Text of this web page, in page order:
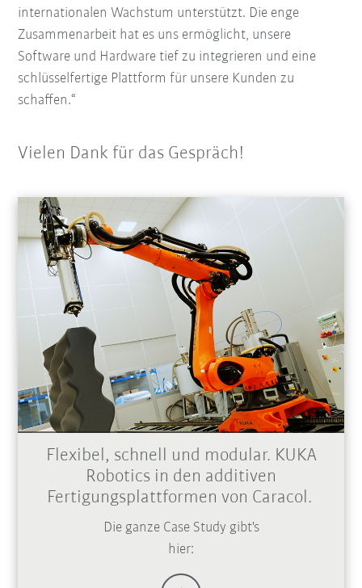
internationalen Wachstum unterstützt. Die enge
Zusammenarbeit hat es uns ermöglicht, unsere
Software und Hardware tief zu integrieren und eine
schlüsselfertige Plattform für unsere Kunden zu
schaffen.“
Vielen Dank für das Gespräch!
Flexibel, schnell und modular. KUKA
Robotics in den additiven
Fertigungsplattformen von Caracol.
Die ganze Case Study gibt's
hier: